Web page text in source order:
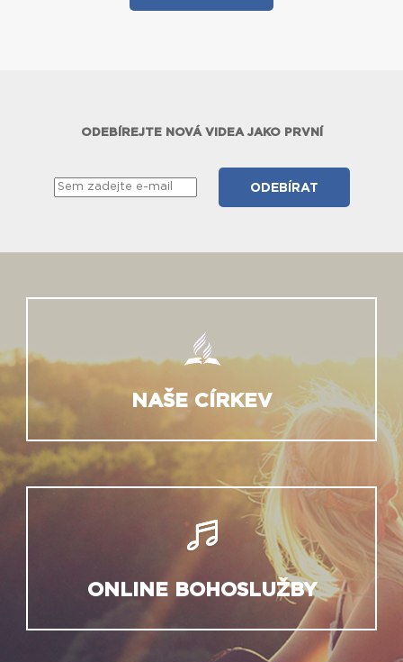
ODEBÍREJTE NOVÁ VIDEA JAKO PRVNÍ
NAŠE CÍRKEV
ONLINE BOHOSLUŽBY